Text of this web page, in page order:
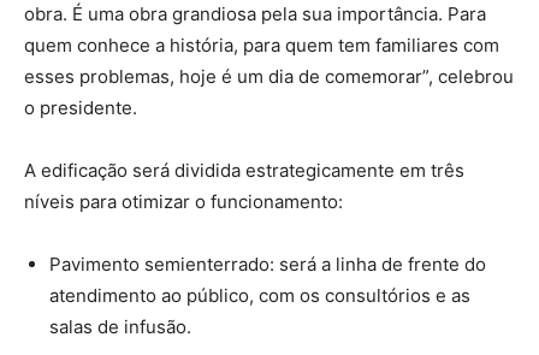
obra. É uma obra grandiosa pela sua importância. Para
quem conhece a história, para quem tem familiares com
esses problemas, hoje é um dia de comemorar”, celebrou
o presidente.
A edificação será dividida estrategicamente em três
níveis para otimizar o funcionamento:
Pavimento semienterrado: será a linha de frente do
atendimento ao público, com os consultórios e as
salas de infusão.